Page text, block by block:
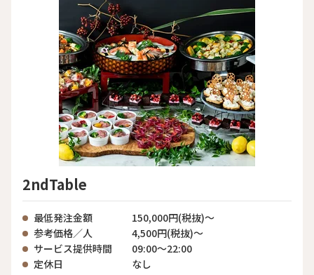
2ndTable
最低発注金額
150,000円(税抜)～
参考価格／人
4,500円(税抜)～
サービス提供時間
09:00〜22:00
定休日
なし